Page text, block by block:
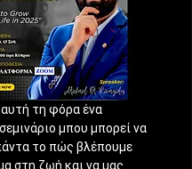
τη φόρα ένα
μπου μπορεί να
το πώς βλέπουμε
στη ζωή και να μας